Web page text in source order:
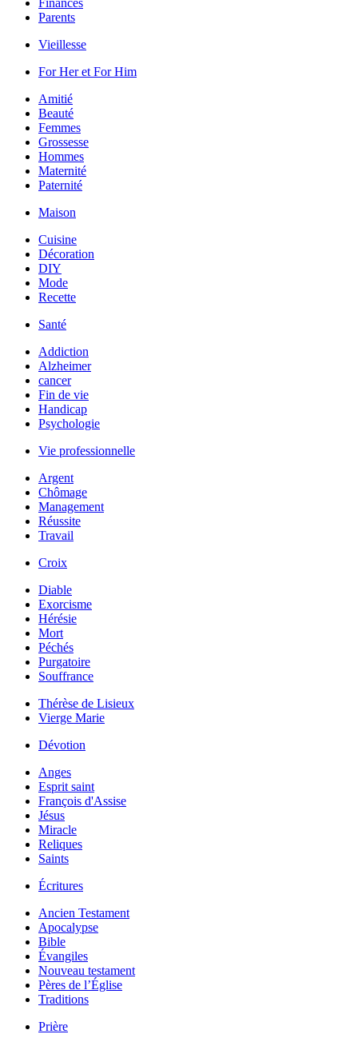
Finances
Parents
Vieillesse
For Her et For Him
Amitié
Beauté
Femmes
Grossesse
Hommes
Maternité
Paternité
Maison
Cuisine
Décoration
DIY
Mode
Recette
Santé
Addiction
Alzheimer
cancer
Fin de vie
Handicap
Psychologie
Vie professionnelle
Argent
Chômage
Management
Réussite
Travail
Croix
Diable
Exorcisme
Hérésie
Mort
Péchés
Purgatoire
Souffrance
Thérèse de Lisieux
Vierge Marie
Dévotion
Anges
Esprit saint
François d'Assise
Jésus
Miracle
Reliques
Saints
Écritures
Ancien Testament
Apocalypse
Bible
Évangiles
Nouveau testament
Pères de l’Église
Traditions
Prière